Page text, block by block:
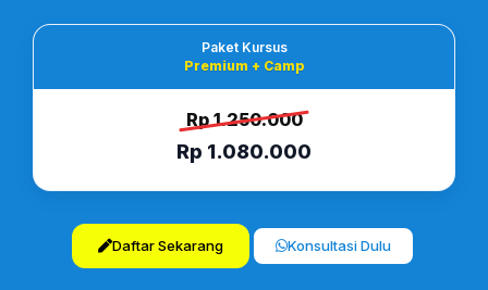
Paket Kursus
Premium + Camp
Rp 1.250.000
Rp 1.080.000
Daftar Sekarang Konsultasi Dulu